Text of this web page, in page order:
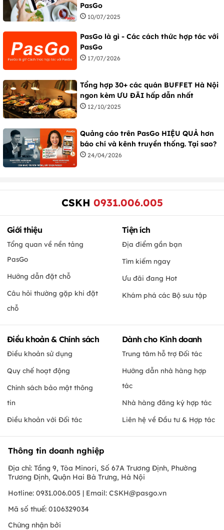
PasGo
10/07/2025
PasGo là gì - Các cách thức hợp tác với
PasGo
17/07/2026
Tổng hợp 30+ các quán BUFFET Hà Nội
ngon kèm ƯU ĐÃI hấp dẫn nhất
12/10/2025
Quảng cáo trên PasGo HIỆU QUẢ hơn
báo chí và kênh truyền thống. Tại sao?
24/04/2026
CSKH 0931.006.005
Giới thiệu
Tổng quan về nền tảng
PasGo
Hướng dẫn đặt chỗ
Câu hỏi thường gặp khi đặt
chỗ
Tiện ích
Địa điểm gần bạn
Tìm kiếm ngay
Ưu đãi đang Hot
Khám phá các Bộ sưu tập
Điều khoản & Chính sách
Điều khoản sử dụng
Quy chế hoạt động
Chính sách bảo mật thông
tin
Điều khoản với Đối tác
Dành cho Kinh doanh
Trung tâm hỗ trợ Đối tác
Hướng dẫn nhà hàng hợp
tác
Nhà hàng đăng ký hợp tác
Liên hệ về Đầu tư & Hợp tác
Thông tin doanh nghiệp
Địa chỉ: Tầng 9, Tòa Minori, Số 67A Trương Định, Phường
Trương Định, Quận Hai Bà Trưng, Hà Nội
Hotline: 0931.006.005 | Email: CSKH@pasgo.vn
Mã số thuế: 0106329034
Chứng nhận bởi